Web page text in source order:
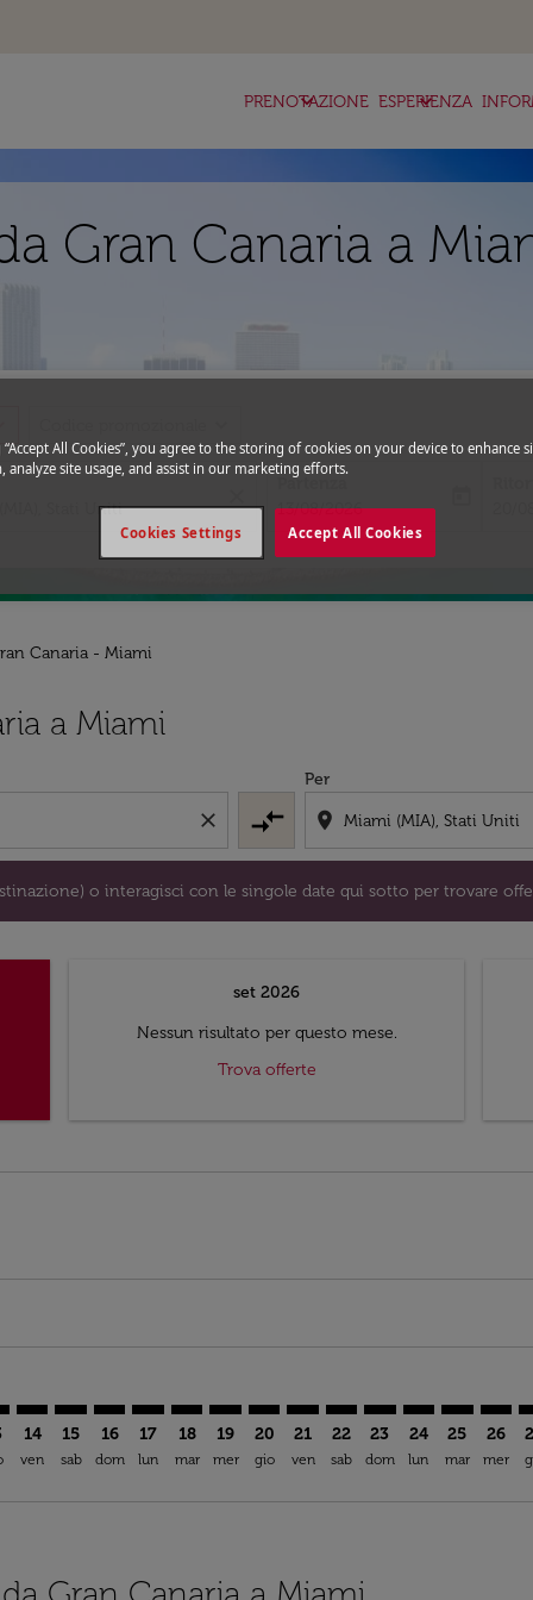
PRENOTAZIONE
keyboard_arrow_down ESPERIENZA
keyboard_arrow_down
Gran Canaria a
Partenza
fc-booking-departure-date-aria-
13/08/2026
fc-
Canaria - Miami
a Miami
close compare_arrows
Per
location_on
o interagisci con le singole date qui sotto per trovare
destinazione) o interagisci con le singole date qui sotto
set 2026
Nessun risultato per questo mese.
Trova offerte
14
ven
15
sab
16
dom
17
lun
18
mar
19
mer
20
gio
LPA–MIA: cmp-view-
21
ven
LPA–MIA: cmp-view-
22
sab
LPA–MIA: cmp-
23
dom
LPA–MIA:
24
lun
25
mar
26
mer
“Accept All Cookies”, you agree to the storing of cookies on your device to enhance
analyze site usage, and assist in our marketing efforts.
Accept All Cookies
Cookies Settings